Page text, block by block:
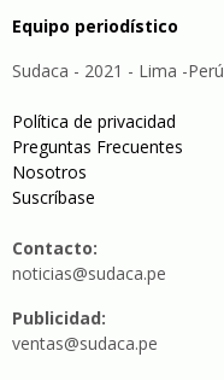
Equipo periodístico
Sudaca - 2021 - Lima -Perú
Política de privacidad
Preguntas Frecuentes
Nosotros
Suscríbase
Contacto:
noticias@sudaca.pe
Publicidad:
ventas@sudaca.pe